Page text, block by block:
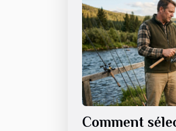
Comment